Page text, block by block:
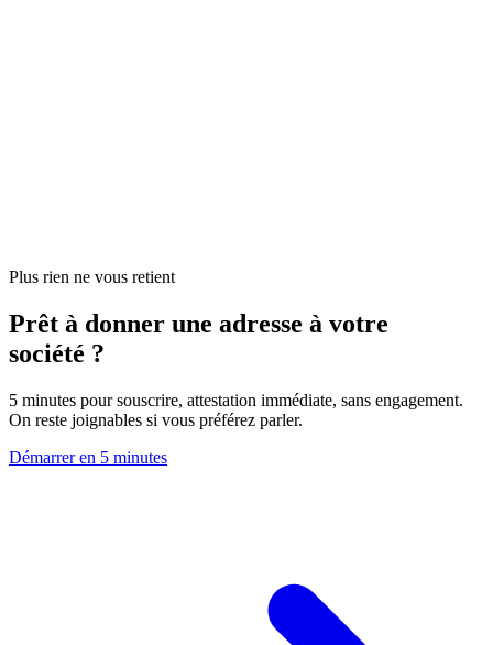
Plus rien ne vous retient
Prêt à donner une adresse à votre
société ?
5 minutes pour souscrire, attestation immédiate, sans engagement.
On reste joignables si vous préférez parler.
Démarrer en 5 minutes